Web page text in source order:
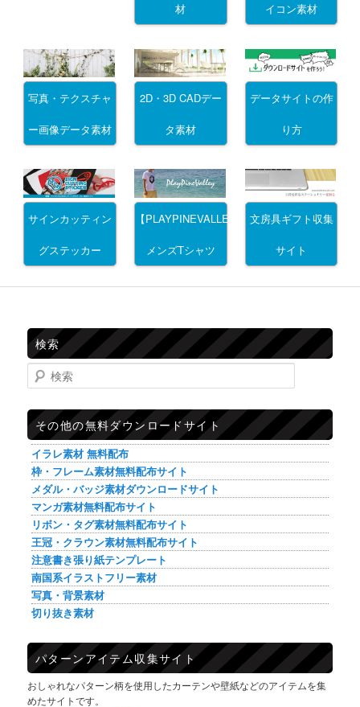
材 イコン素材
写真・テクスチャ
ー画像データ素材
2D・3D CADデー
タ素材
データサイトの作
り方
サインカッティン
グステッカー
【PLAYPINEVALLEY】
メンズTシャツ
文房具ギフト収集
サイト
検索
検索
その他の無料ダウンロードサイト
イラレ素材 無料配布
枠・フレーム素材無料配布サイト
メダル・バッジ素材ダウンロードサイト
マンガ素材無料配布サイト
リボン・タグ素材無料配布サイト
王冠・クラウン素材無料配布サイト
注意書き張り紙テンプレート
南国系イラストフリー素材
写真・背景素材
切り抜き素材
パターンアイテム収集サイト
おしゃれなパターン柄を使用したカーテンや壁紙などのアイテムを集
めたサイトです。